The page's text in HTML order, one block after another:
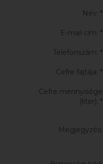
Név: *
E-mail cím: *
Telefonszám: *
Cefre fajtája: *
Cefre mennyisége
(liter): *
Megjegyzés: